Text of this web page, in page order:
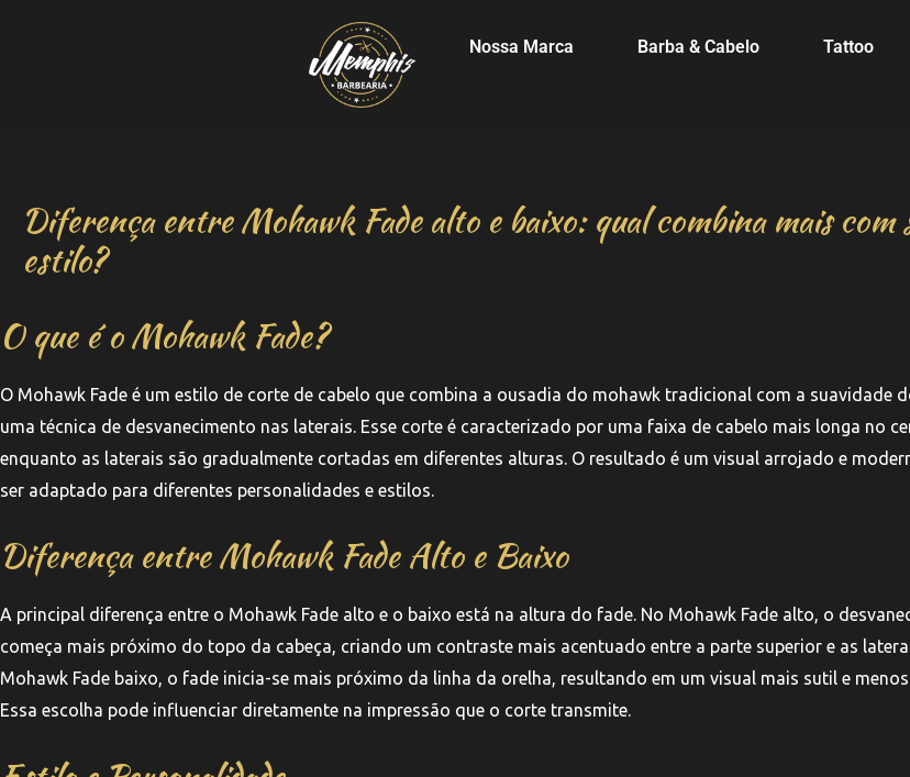
Nossa Marca Barba & Cabelo Tattoo
Diferença entre Mohawk Fade alto e baixo: qual combina mais com
estilo?
O que é o Mohawk Fade?
O Mohawk Fade é um estilo de corte de cabelo que combina a ousadia do mohawk tradicional com a suavidade
uma técnica de desvanecimento nas laterais. Esse corte é caracterizado por uma faixa de cabelo mais longa no
enquanto as laterais são gradualmente cortadas em diferentes alturas. O resultado é um visual arrojado e
ser adaptado para diferentes personalidades e estilos.
Diferença entre Mohawk Fade Alto e Baixo
A principal diferença entre o Mohawk Fade alto e o baixo está na altura do fade. No Mohawk Fade alto, o
começa mais próximo do topo da cabeça, criando um contraste mais acentuado entre a parte superior e as
Mohawk Fade baixo, o fade inicia-se mais próximo da linha da orelha, resultando em um visual mais sutil e
Essa escolha pode influenciar diretamente na impressão que o corte transmite.